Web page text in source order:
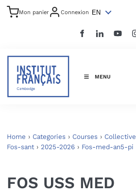
Mon panier Connexion EN
MENU
Home › Categories › Courses › Collective
Fos-sant› 2025-2026 › Fos-med-an5-pi
FOS USS MED